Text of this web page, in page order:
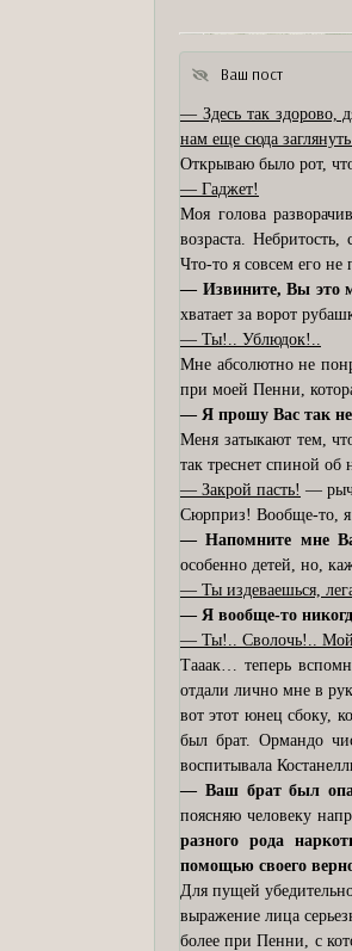
Ваш пост
— Здесь так здорово,
нам еще сюда
Открываю было рот,
— Гаджет!
Моя голова
возраста.
Что-то я совсем его
— Извините, Вы это
хватает за ворот
— Ты!.. Ублюдок!..
Мне абсолютно не
при моей Пенни,
— Я прошу Вас так
Меня затыкают тем,
так треснет спиной об
— Закрой пасть! —
Сюрприз! Вообще-то, я
— Напомните мне
особенно детей, но,
— Ты издеваешься,
— Я вообще-то
— Ты!.. Сволочь!.. Мой
Тааак… теперь
отдали лично мне в
вот этот юнец сбоку,
был брат. Ормандо
воспитывала
— Ваш брат был
поясняю человеку
разного рода
помощью своего
Для пущей
выражение лица
более при Пенни, с